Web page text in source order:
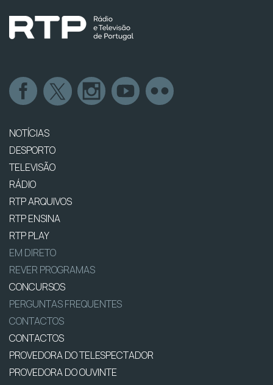
NOTÍCIAS
DESPORTO
TELEVISÃO
RÁDIO
RTP ARQUIVOS
RTP ENSINA
RTP PLAY
EM DIRETO
REVER PROGRAMAS
CONCURSOS
PERGUNTAS FREQUENTES
CONTACTOS
CONTACTOS
PROVEDORA DO TELESPECTADOR
PROVEDORA DO OUVINTE